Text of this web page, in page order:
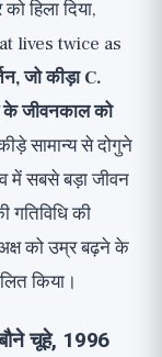
हिला दिया,
lives twice as
जो कीड़ा C.
के जीवनकाल को
सामान्य से दोगुने
में सबसे बड़ा जीवन
की
को उम्र बढ़ने के
किया।
चूहे, 1996